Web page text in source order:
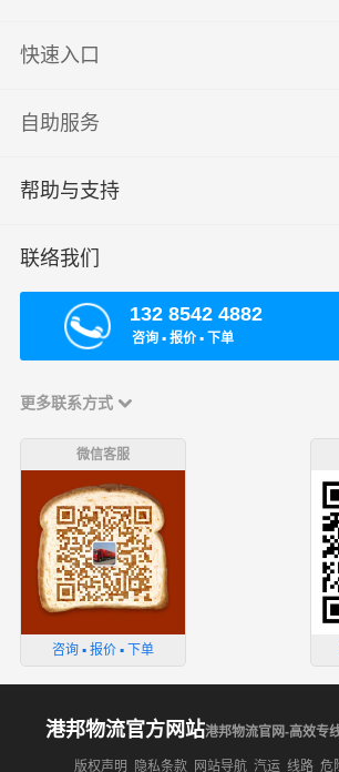
快速入口
自助服务
帮助与支持
联络我们
132 8542 4882
咨询 ▪ 报价 ▪ 下单
更多联系方式
微信客服
咨询 ▪ 报价 ▪ 下单
港邦物流官方网站港邦物流官网-高效专
版权声明 隐私条款 网站导航 汽运 线路 危